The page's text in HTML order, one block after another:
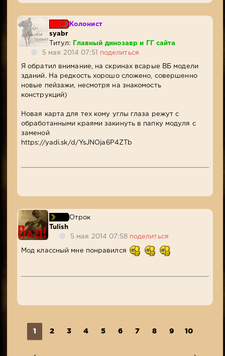
Колонист
syabr
Титул:
Главный динозавр и ГГ сайта
5 мая 2014 07:51
поделиться
Я обратил внимание, на скринах всарые ВБ модели
зданий. На редкость хорошо сложено, совершенно
новые пейзажи, несмотря на знакомость
конструкций)
Новая карта для тех кому углы глаза режут с
обработанными краями закинуть в папку модуля с
заменой
https://yadi.sk/d/YsJNOja6P4ZTb
Отрок
Tulish
5 мая 2014 07:58 поделиться
Мод классный мне понравился
1 2 3 4 5 6 7 8 9 10